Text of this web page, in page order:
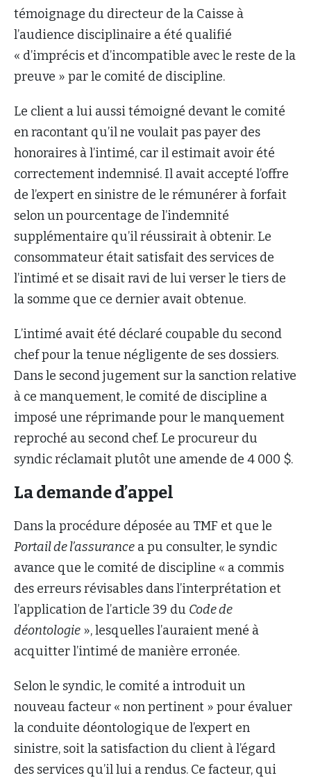
témoignage du directeur de la Caisse à
l’audience disciplinaire a été qualifié
« d’imprécis et d’incompatible avec le reste de la
preuve » par le comité de discipline.
Le client a lui aussi témoigné devant le comité
en racontant qu’il ne voulait pas payer des
honoraires à l’intimé, car il estimait avoir été
correctement indemnisé. Il avait accepté l’offre
de l’expert en sinistre de le rémunérer à forfait
selon un pourcentage de l’indemnité
supplémentaire qu’il réussirait à obtenir. Le
consommateur était satisfait des services de
l’intimé et se disait ravi de lui verser le tiers de
la somme que ce dernier avait obtenue.
L’intimé avait été déclaré coupable du second
chef pour la tenue négligente de ses dossiers.
Dans le second jugement sur la sanction relative
à ce manquement, le comité de discipline a
imposé une réprimande pour le manquement
reproché au second chef. Le procureur du
syndic réclamait plutôt une amende de 4 000 $.
La demande d’appel
Dans la procédure déposée au TMF et que le
Portail de l’assurance a pu consulter, le syndic
avance que le comité de discipline « a commis
des erreurs révisables dans l’interprétation et
l’application de l’article 39 du Code de
déontologie », lesquelles l’auraient mené à
acquitter l’intimé de manière erronée.
Selon le syndic, le comité a introduit un
nouveau facteur « non pertinent » pour évaluer
la conduite déontologique de l’expert en
sinistre, soit la satisfaction du client à l’égard
des services qu’il lui a rendus. Ce facteur, qui